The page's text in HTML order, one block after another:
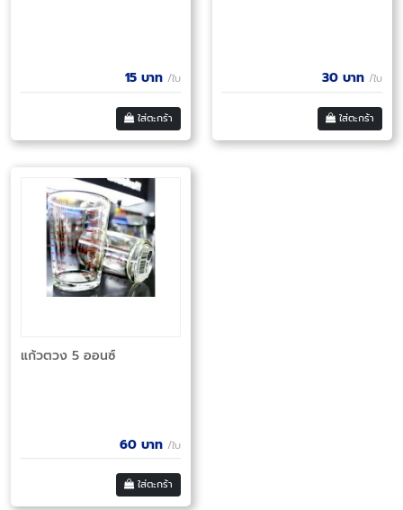
15 บาท /ใบ
ใส่ตะกร้า
30 บาท /ใบ
ใส่ตะกร้า
แก้วตวง 5 ออนซ์
60 บาท /ใบ
ใส่ตะกร้า